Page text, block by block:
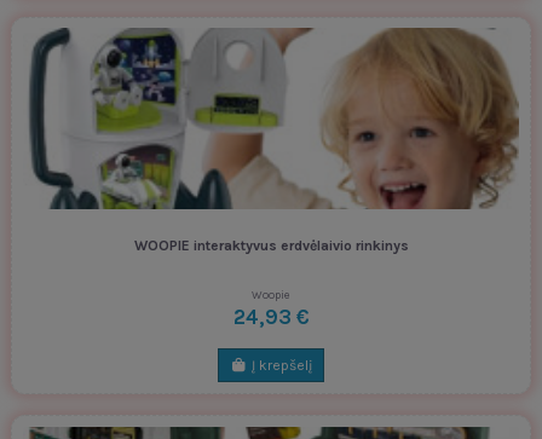
WOOPIE interaktyvus erdvėlaivio rinkinys
Woopie
24,93 €
Į krepšelį